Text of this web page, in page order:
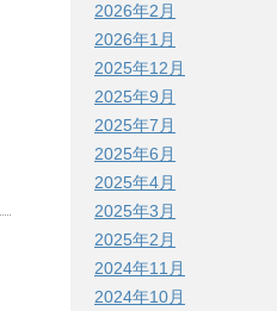
2026年2月
2026年1月
2025年12月
2025年9月
2025年7月
2025年6月
2025年4月
2025年3月
2025年2月
2024年11月
2024年10月